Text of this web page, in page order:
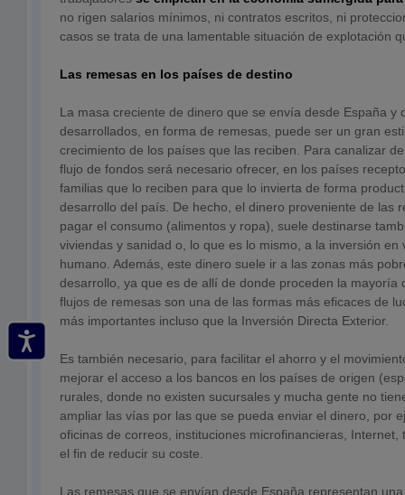
no rigen salarios mínimos, ni contratos escritos, ni
casos se trata de una lamentable situación de explotación
Las remesas en los países de destino
La masa creciente de dinero que se envía desde España y
desarrollados, en forma de remesas, puede ser un gran
crecimiento de los países que las reciben. Para canalizar
flujo de fondos será necesario ofrecer, en los países
familias que lo reciben para que lo invierta de forma
desarrollo del país. De hecho, el dinero proveniente de las
pagar el consumo (alimentos y ropa), suele destinarse
viviendas y sanidad o, lo que es lo mismo, a la inversión en
humano. Además, este dinero suele ir a las zonas más
desarrollo, ya que es de allí de donde proceden la mayoría
flujos de remesas son una de las formas más eficaces de
más importantes incluso que la Inversión Directa Exterior.
Es también necesario, para facilitar el ahorro y el
mejorar el acceso a los bancos en los países de origen
rurales, donde no existen sucursales y mucha gente no
ampliar las vías por las que se pueda enviar el dinero, por
oficinas de correos, instituciones microfinancieras,
el fin de reducir su coste.
Las remesas que se envían desde España representan